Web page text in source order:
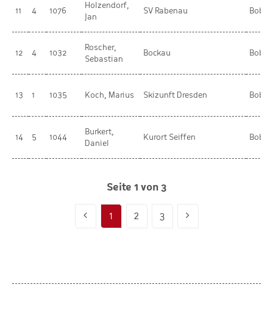
11 4 1076
Holzendorf,
Jan
SV Rabenau
12 4 1032
Roscher,
Sebastian
Bockau
13 1 1035 Koch, Marius Skizunft Dresden
14 5 1044
Burkert,
Daniel
Kurort Seiffen
Seite 1 von 3
1 2 3